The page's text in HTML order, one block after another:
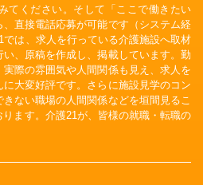
てください。そして「ここで働きたい
直接電話応募が可能です（システム経
は、求人を行っている介護施設へ取材
、原稿を作成し、掲載しています。勤
際の雰囲気や人間関係も見え、求人を
大変好評です。さらに施設見学のコン
ない職場の人間関係などを垣間見るこ
ます。介護21が、皆様の就職・転職の